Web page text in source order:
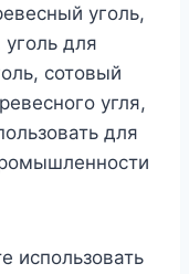
уголь,
уголь для
сотовый
угля,
для
использовать